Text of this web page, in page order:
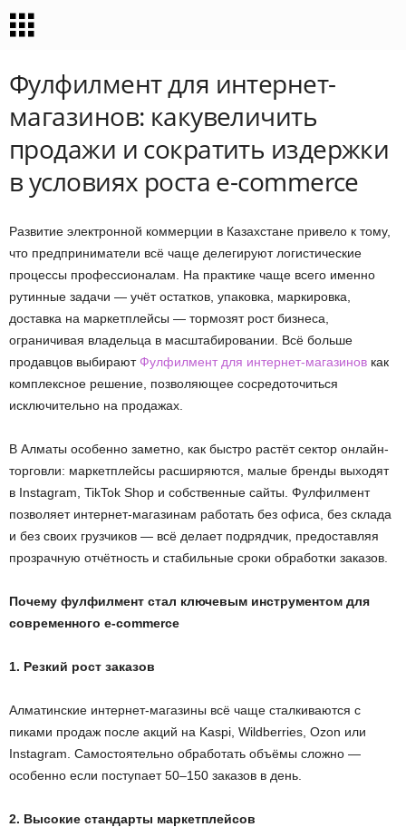
Фулфилмент для интернет-
магазинов: какувеличить
продажи и сократить издержки
в условиях роста e-commerce
Развитие электронной коммерции в Казахстане привело к тому,
что предприниматели всё чаще делегируют логистические
процессы профессионалам. На практике чаще всего именно
рутинные задачи — учёт остатков, упаковка, маркировка,
доставка на маркетплейсы — тормозят рост бизнеса,
ограничивая владельца в масштабировании. Всё больше
продавцов выбираютФулфилмент для интернет-магазинов как
комплексное решение, позволяющее сосредоточиться
исключительно на продажах.
В Алматы особенно заметно, как быстро растёт сектор онлайн-
торговли: маркетплейсы расширяются, малые бренды выходят
в Instagram, TikTok Shop и собственные сайты. Фулфилмент
позволяет интернет-магазинам работать без офиса, без склада
и без своих грузчиков — всё делает подрядчик, предоставляя
прозрачную отчётность и стабильные сроки обработки заказов.
Почему фулфилмент стал ключевым инструментом для
современного e-commerce
1. Резкий рост заказов
Алматинские интернет-магазины всё чаще сталкиваются с
пиками продаж после акций на Kaspi, Wildberries, Ozon или
Instagram. Самостоятельно обработать объёмы сложно —
особенно если поступает 50–150 заказов в день.
2. Высокие стандарты маркетплейсов